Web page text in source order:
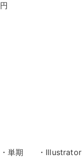
円
・単期
・Illustrator